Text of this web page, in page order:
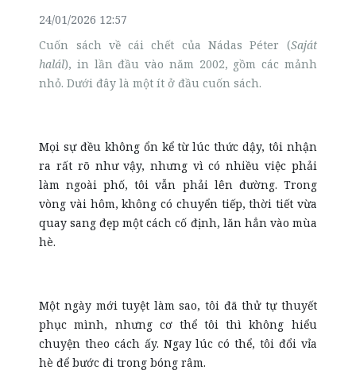
24/01/2026 12:57
Cuốn sách về cái chết của Nádas Péter (Saját
halál), in lần đầu vào năm 2002, gồm các mảnh
nhỏ. Dưới đây là một ít ở đầu cuốn sách.
Mọi sự đều không ổn kể từ lúc thức dậy, tôi nhận
ra rất rõ như vậy, nhưng vì có nhiều việc phải
làm ngoài phố, tôi vẫn phải lên đường. Trong
vòng vài hôm, không có chuyển tiếp, thời tiết vừa
quay sang đẹp một cách cố định, lăn hẳn vào mùa
hè.
Một ngày mới tuyệt làm sao, tôi đã thử tự thuyết
phục mình, nhưng cơ thể tôi thì không hiểu
chuyện theo cách ấy. Ngay lúc có thể, tôi đổi vỉa
hè để bước đi trong bóng râm.